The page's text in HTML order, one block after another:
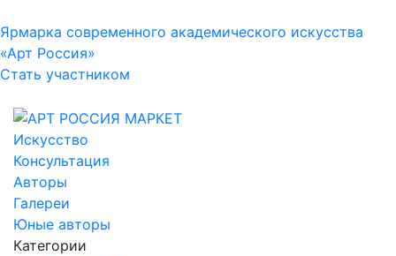
Ярмарка современного академического искусства
«Арт Россия»
Стать участником
Искусство
Консультация
Авторы
Галереи
Юные авторы
Категории